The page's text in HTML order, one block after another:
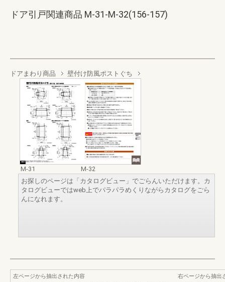
ドア引戸関連商品 M-31-M-32(156-157)
ドアまわり商品 壁付け防風ポストぐち
M-31
M-32
お探しのページは「カタログビュー」でごらんいただけます。カ
タログビューではweb上でパラパラめくりながらカタログをごら
んになれます。
左ページから抽出された内容
右ページから抽出